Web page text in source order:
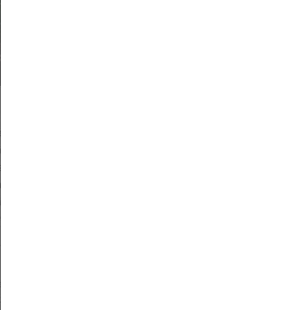
ungebetenen menschlichen und tierischen Gästen
Maß aller Dinge. Der Maschendrahtzaun erlangte
große Bekanntheit und dominierte die deutschen
schon erkannt, dass diese Art von Zaun viele Vorteile
Besitz und dem des Nachbarn mit sich bringt. Aus
witzige Szenen, die später von Ulk-Nudel Stefan Raab
sind.